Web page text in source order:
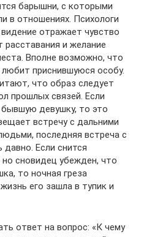
барышни, с которыми
в отношениях. Психологи
отражает чувство
расставания и желание
Вполне возможно, что
приснившуюся особу.
что образ следует
прошлых связей. Если
девушку, то это
встречу с дальними
последняя встреча с
Если снится
сновидец убежден, что
то ночная греза
его зашла в тупик и
ответ на вопрос: «К чему